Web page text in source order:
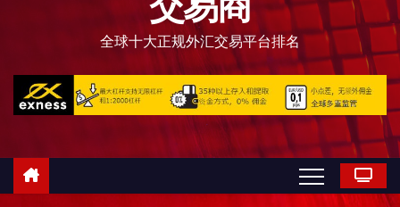
全球十大正规外汇交易平台排名